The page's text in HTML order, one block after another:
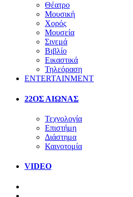
Θέατρο
Μουσική
Χορός
Μουσεία
Σινεμά
Βιβλίο
Εικαστικά
Τηλεόραση
ENTERTAINMENT
22ΟΣ ΑΙΩΝΑΣ
Τεχνολογία
Επιστήμη
Διάστημα
Καινοτομία
VIDEO